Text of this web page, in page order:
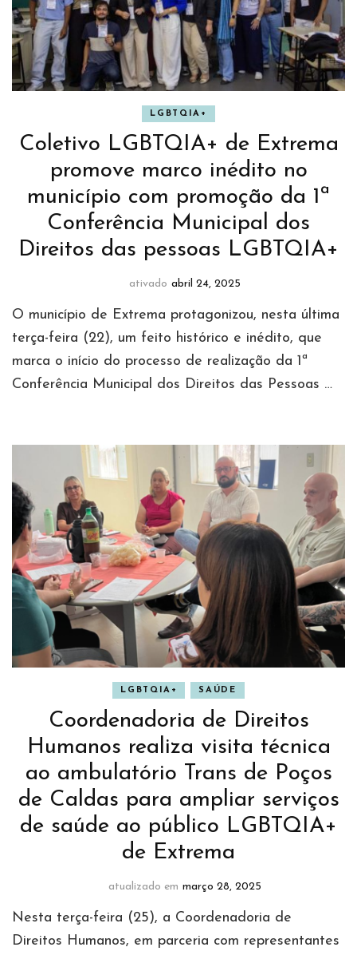
LGBTQIA+
Coletivo LGBTQIA+ de Extrema
promove marco inédito no
município com promoção da 1ª
Conferência Municipal dos
Direitos das pessoas LGBTQIA+
ativado abril 24, 2025
O município de Extrema protagonizou, nesta última
terça-feira (22), um feito histórico e inédito, que
marca o início do processo de realização da 1ª
Conferência Municipal dos Direitos das Pessoas …
LGBTQIA+ SAÚDE
Coordenadoria de Direitos
Humanos realiza visita técnica
ao ambulatório Trans de Poços
de Caldas para ampliar serviços
de saúde ao público LGBTQIA+
de Extrema
atualizado em março 28, 2025
Nesta terça-feira (25), a Coordenadoria de
Direitos Humanos, em parceria com representantes